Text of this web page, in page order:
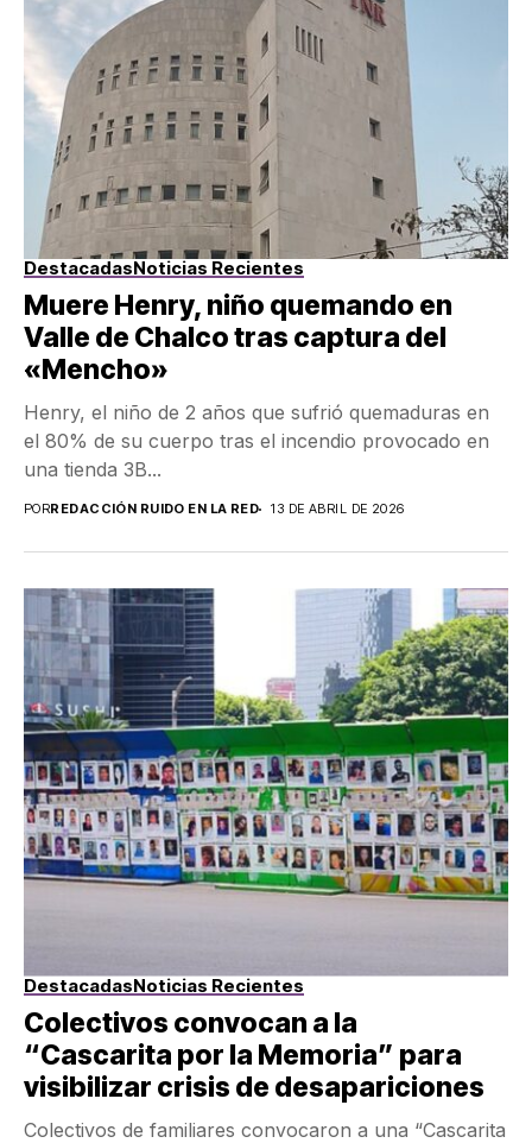
DestacadasNoticias Recientes
Muere Henry, niño quemando en
Valle de Chalco tras captura del
«Mencho»
Henry, el niño de 2 años que sufrió quemaduras en
el 80% de su cuerpo tras el incendio provocado en
una tienda 3B...
PORREDACCIÓN RUIDO EN LA RED 13 DE ABRIL DE 2026
DestacadasNoticias Recientes
Colectivos convocan a la
“Cascarita por la Memoria” para
visibilizar crisis de desapariciones
Colectivos de familiares convocaron a una “Cascarita